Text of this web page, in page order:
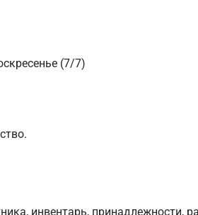
(7/7)
инвентарь, принадлежности,